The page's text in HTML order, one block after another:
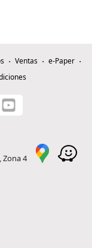
Ventas
e-Paper
Zona 4